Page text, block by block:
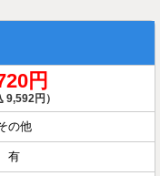
円
9,592円）
の他
有